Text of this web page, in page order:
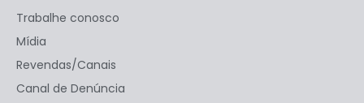
Trabalhe conosco
Mídia
Revendas/Canais
Canal de Denúncia